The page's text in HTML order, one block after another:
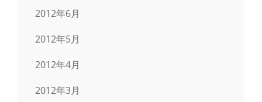
2012年6月
2012年5月
2012年4月
2012年3月